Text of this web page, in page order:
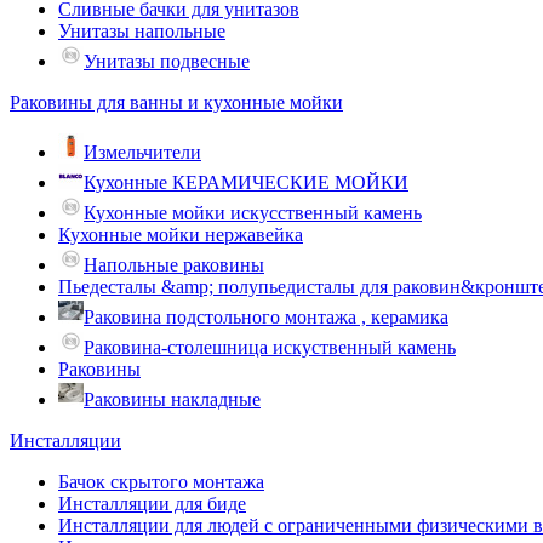
Сливные бачки для унитазов
Унитазы напольные
Унитазы подвесные
Раковины для ванны и кухонные мойки
Измельчители
Кухонные КЕРАМИЧЕСКИЕ МОЙКИ
Кухонные мойки искусственный камень
Кухонные мойки нержавейка
Напольные раковины
Пьедесталы &amp; полупьедисталы для
Раковина подстольного монтажа , керамика
Раковина-столешница искуственный камень
Раковины
Раковины накладные
Инсталляции
Бачок скрытого монтажа
Инсталляции для биде
Инсталляции для людей с ограниченными физическими